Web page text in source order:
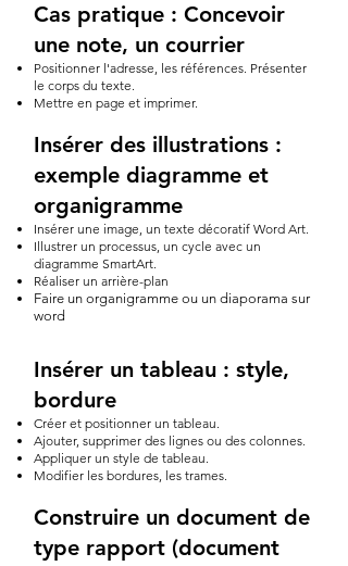
Cas pratique : Concevoir
une note, un courrier
Positionner l'adresse, les références. Présenter
le corps du texte.
Mettre en page et imprimer.
Insérer des illustrations :
exemple diagramme et
organigramme
Insérer une image, un texte décoratif Word Art.
Illustrer un processus, un cycle avec un
diagramme SmartArt.
Réaliser un arrière-plan
Faire un organigramme ou un diaporama sur
word
Insérer un tableau : style,
bordure
Créer et positionner un tableau.
Ajouter, supprimer des lignes ou des colonnes.
Appliquer un style de tableau.
Modifier les bordures, les trames.
Construire un document de
type rapport (document